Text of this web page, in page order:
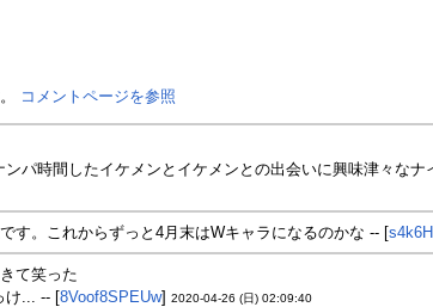
コメントページを参照
ンパ時間したイケメンとイケメンとの出会いに興味津々な
す。これからずっと4月末はWキャラになるのかな -- [
て笑った
け... -- [8Voof8SPEUw] 2020-04-26 (日) 02:09:40